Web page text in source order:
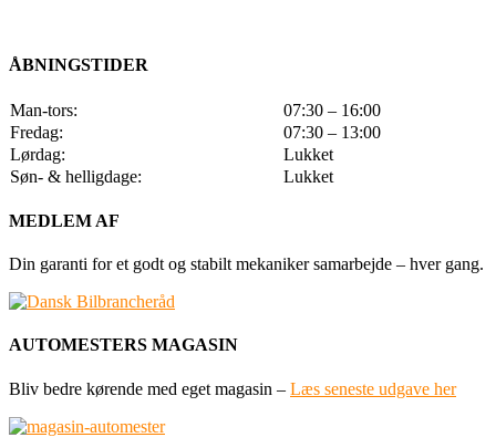
ÅBNINGSTIDER
Man-tors:
07:30 – 16:00
Fredag:
07:30 – 13:00
Lørdag:
Lukket
Søn- & helligdage:
Lukket
MEDLEM AF
Din garanti for et godt og stabilt mekaniker samarbejde – hver gang.
AUTOMESTERS MAGASIN
Bliv bedre kørende med eget magasin – Læs seneste udgave her